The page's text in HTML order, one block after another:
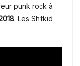
punk rock à
. Les Shitkid